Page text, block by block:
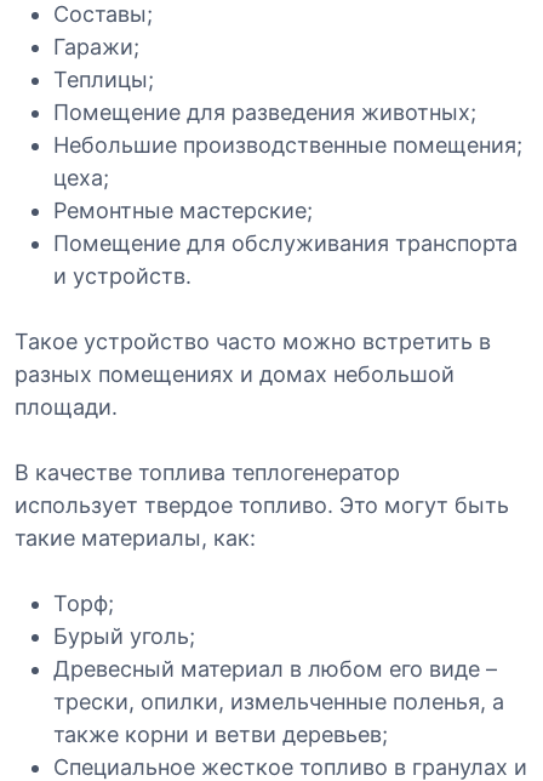
Составы;
Гаражи;
Теплицы;
Помещение для разведения животных;
Небольшие производственные помещения;
цеха;
Ремонтные мастерские;
Помещение для обслуживания транспорта
и устройств.
Такое устройство часто можно встретить в
разных помещениях и домах небольшой
площади.
В качестве топлива теплогенератор
использует твердое топливо. Это могут быть
такие материалы, как:
Торф;
Бурый уголь;
Древесный материал в любом его виде –
трески, опилки, измельченные поленья, а
также корни и ветви деревьев;
Специальное жесткое топливо в гранулах и